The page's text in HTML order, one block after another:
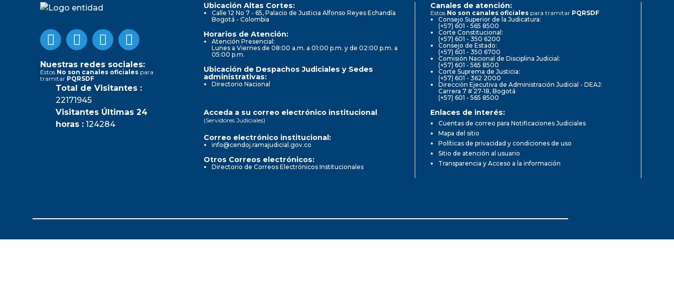
Nuestras redes sociales:
Estos No son canales oficiales para
tramitar PQRSDF
Total de Visitantes :
22171945
Visitantes Últimas 24
horas : 124284
Ubicación Altas Cortes:
Calle 12 No 7 - 65, Palacio de Justicia Alfonso Reyes Echandía
Bogotá - Colombia
Horarios de Atención:
Atención Presencial:
Lunes a Viernes de 08:00 a.m. a 01:00 p.m. y de 02:00 p.m. a
05:00 p.m.
Ubicación de Despachos Judiciales y Sedes
administrativas:
Directorio Nacional
Canales de atención:
Estos No son canales oficiales para tramitar PQRSDF
Consejo Superior de la Judicatura:
(+57) 601 - 565 8500
Corte Constitucional:
(+57) 601 - 350 6200
Consejo de Estado:
(+57) 601 - 350 6700
Comisión Nacional de Disciplina Judicial:
(+57) 601 - 565 8500
Corte Suprema de Justicia:
(+57) 601 - 362 2000
Dirección Ejecutiva de Administración Judicial - DEAJ:
Carrera 7 # 27-18, Bogotá
(+57) 601 - 565 8500
Acceda a su correo electrónico institucional
(Servidores Judiciales)
Correo electrónico institucional:
info@cendoj.ramajudicial.gov.co
Otros Correos electrónicos:
Directorio de Correos Electrónicos Institucionales
Enlaces de interés:
Cuentas de correo para Notificaciones Judiciales
Mapa del sitio
Políticas de privacidad y condiciones de uso
Sitio de atención al usuario
Transparencia y Acceso a la información